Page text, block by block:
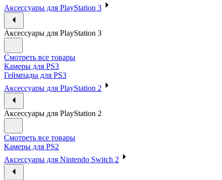
Аксессуары для PlayStation 3
Аксессуары для PlayStation 3
Смотреть все товары
Камеры для PS3
Геймпады для PS3
Аксессуары для PlayStation 2
Аксессуары для PlayStation 2
Смотреть все товары
Камеры для PS2
Аксессуары для Nintendo Switch 2